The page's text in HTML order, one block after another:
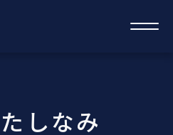
メニ
しなみ